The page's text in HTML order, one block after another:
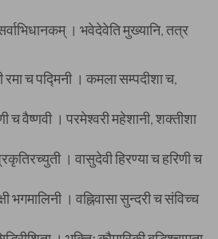
। भवेदेवेति मुख्यानि, तत्र
रमा च पद्मिनी । कमला सम्पदीशा च,
च वैष्णवी । परमेश्वरी महेशानी, शक्तीशा
। वासुदेवी हिरण्या च हरिणी च
भगमालिनी । वह्निवासा सुन्दरी च संविच्च